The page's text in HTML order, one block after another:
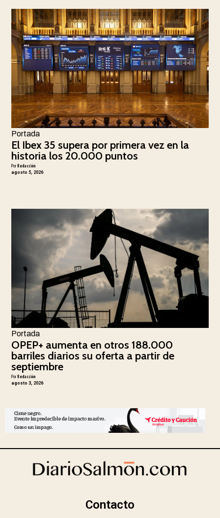
Portada
El Ibex 35 supera por primera vez en la
historia los 20.000 puntos
PorRedacción
agosto 5, 2026
Portada
OPEP+ aumenta en otros 188.000
barriles diarios su oferta a partir de
septiembre
PorRedacción
agosto 3, 2026
Contacto